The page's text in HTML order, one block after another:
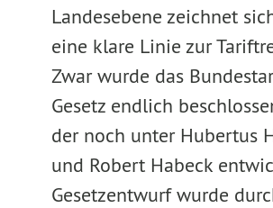
Landesebene zeichnet
eine klare Linie zur
Zwar wurde das
Gesetz endlich
der noch unter Hubertus
und Robert Habeck
Gesetzentwurf wurde